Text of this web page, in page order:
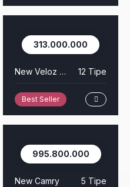
313.000.000
New Veloz Hybrid EV 12 Tipe
Best Seller
995.800.000
New Camry 5 Tipe